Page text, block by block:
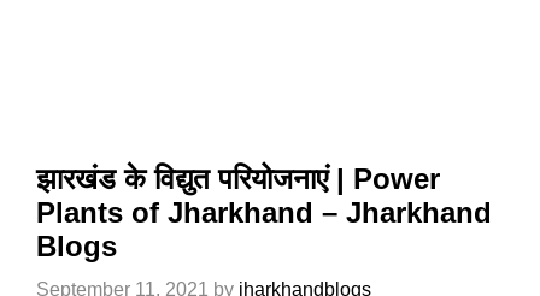
झारखंड के विद्युत परियोजनाएं | Power
Plants of Jharkhand – Jharkhand
Blogs
September 11, 2021 by jharkhandblogs